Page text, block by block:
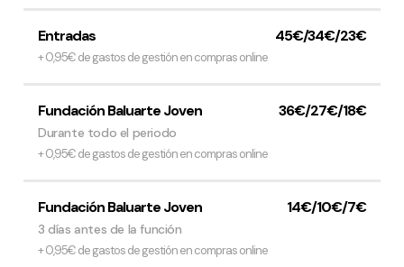
Entradas 45€/34€/23€
+ 0,95€ de gastos de gestión en compras online
Fundación Baluarte Joven 36€/27€/18€
Durante todo el periodo
+ 0,95€ de gastos de gestión en compras online
Fundación Baluarte Joven 14€/10€/7€
3 días antes de la función
+ 0,95€ de gastos de gestión en compras online